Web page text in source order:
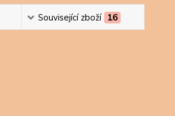
Související zboží 16